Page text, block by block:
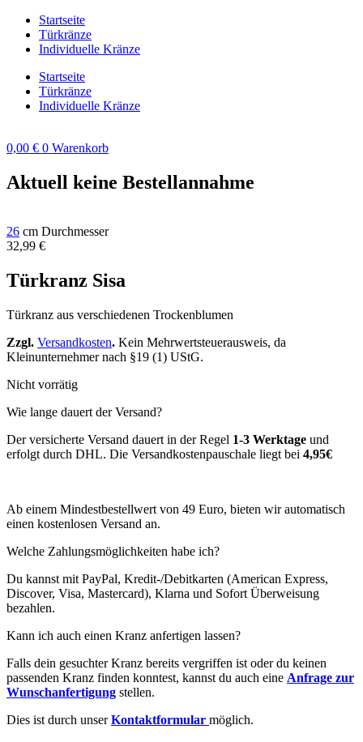
Zum
Inhalt
springen
Startseite
Türkränze
Individuelle Kränze
Startseite
Türkränze
Individuelle Kränze
0,00 € 0 Warenkorb
Aktuell keine Bestellannahme
26 cm Durchmesser
32,99 €
Türkranz Sisa
Türkranz aus verschiedenen Trockenblumen
Zzgl. Versandkosten. Kein Mehrwertsteuerausweis, da
Kleinunternehmer nach §19 (1) UStG.
Nicht vorrätig
Wie lange dauert der Versand?
Der versicherte Versand dauert in der Regel 1-3 Werktage und
erfolgt durch DHL. Die Versandkostenpauschale liegt bei 4,95€
Ab einem Mindestbestellwert von 49 Euro, bieten wir automatisch
einen kostenlosen Versand an.
Welche Zahlungsmöglichkeiten habe ich?
Du kannst mit PayPal, Kredit-/Debitkarten (American Express,
Discover, Visa, Mastercard), Klarna und Sofort Überweisung
bezahlen.
Kann ich auch einen Kranz anfertigen lassen?
Falls dein gesuchter Kranz bereits vergriffen ist oder du keinen
passenden Kranz finden konntest, kannst du auch eine Anfrage zur
Wunschanfertigung stellen.
Dies ist durch unserKontaktformular möglich.